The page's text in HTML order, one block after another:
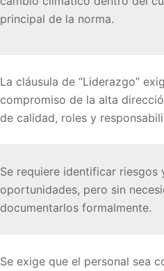
principal de la norma.
La cláusula de “Liderazgo”
compromiso de la alta
de calidad, roles y
Se requiere identificar riesgos
oportunidades, pero sin
documentarlos formalmente.
Se exige que el personal sea